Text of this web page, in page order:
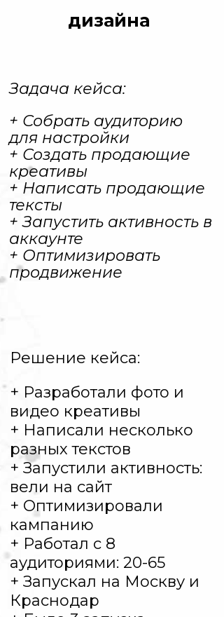
дизайна
Задача кейса:
+ Собрать аудиторию
для настройки
+ Создать продающие
креативы
+ Написать продающие
тексты
+ Запустить активность в
аккаунте
+ Оптимизировать
продвижение
Решение кейса:
+ Разработали фото и
видео креативы
+ Написали несколько
разных текстов
+ Запустили активность:
вели на сайт
+ Оптимизировали
кампанию
+ Работал с 8
аудиториями: 20-65
+ Запускал на Москву и
Краснодар